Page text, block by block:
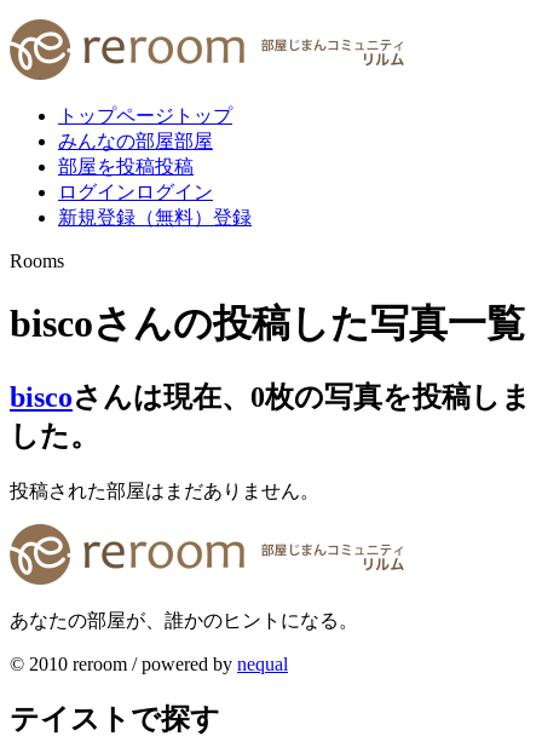
トップページ トップ
みんなの部屋部屋
部屋を投稿投稿
ログイン ログイン
新規登録（無料） 登録
Rooms
biscoさんの投稿した写真一覧
biscoさんは現在、 0枚の写真を投稿しま
した。
投稿された部屋はまだありません。
あなたの部屋が、誰かのヒントになる。
© 2010 reroom / powered by nequal
テイストで探す